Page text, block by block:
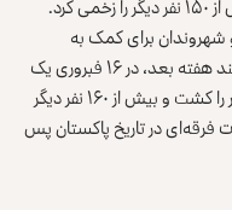
هزاره‌ها بود، دست‌کم ۹۶ نفر را کشت و بیش از ۱۵۰ نفر دیگر را زخمی کرد.
شهروندان برای کمک به
مجروحان در محل حضور یافته بودند. تنها چند هفته بعد، در ۱۶ فبروری یک
بمب‌گذاری در بازار هزاره‌تاون دست‌کم ۸۴ نفر را کشت و بیش از ۱۶۰ نفر دیگر
فرقه‌ای در تاریخ پاکستان پس